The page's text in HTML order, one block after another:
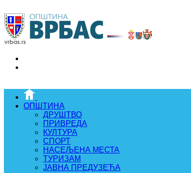
ОПШТИНА
ДРУШТВО
ПРИВРЕДА
КУЛТУРА
СПОРТ
НАСЕЉЕНА МЕСТА
ТУРИЗАМ
ЈАВНА ПРЕДУЗЕЋА